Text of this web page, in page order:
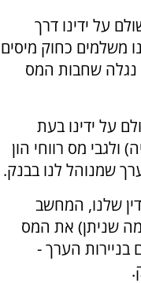
על ידינו דרך
משלמים כחוק מיסים
נגלה שחבות המס
על ידינו בעת
ולגבי מס רווחי הון
שמנוהל לנו בבנק.
שלנו, המחשב
שניתן) את המס
הערך -